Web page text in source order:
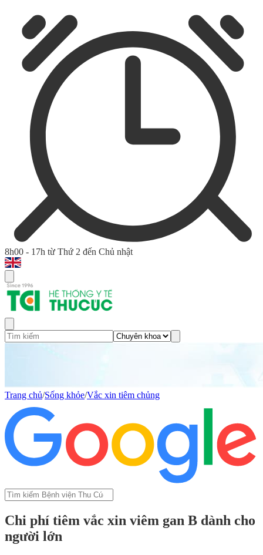
8h00 - 17h từ Thứ 2 đến Chủ nhật
Trang chủ/Sống khỏe/Vắc xin tiêm chủng
Chi phí tiêm vắc xin viêm gan B dành cho
người lớn